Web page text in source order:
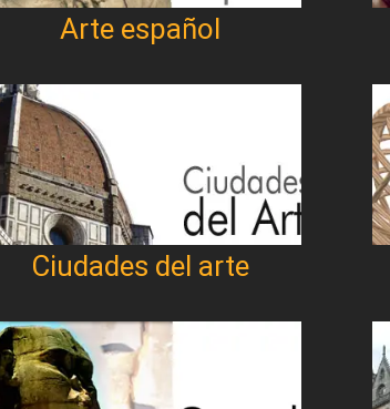
Arte español
Ciudades del arte